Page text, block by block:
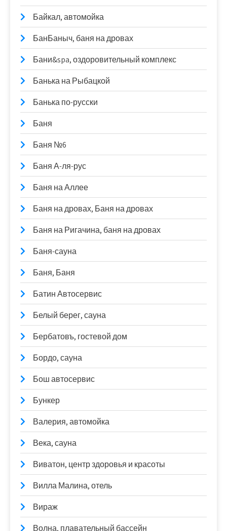
Байкал, автомойка
БанБаныч, баня на дровах
Бани&spa, оздоровительный комплекс
Банька на Рыбацкой
Банька по-русски
Баня
Баня №6
Баня А-ля-рус
Баня на Аллее
Баня на дровах, Баня на дровах
Баня на Ригачина, баня на дровах
Баня-сауна
Баня, Баня
Батин Автосервис
Белый берег, сауна
Бербатовъ, гостевой дом
Бордо, сауна
Бош автосервис
Бункер
Валерия, автомойка
Века, сауна
Виватон, центр здоровья и красоты
Вилла Малина, отель
Вираж
Волна, плавательный бассейн